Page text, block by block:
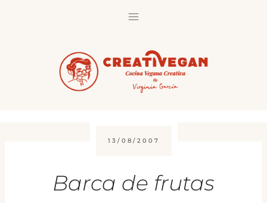
13/08/2007
Barca de frutas